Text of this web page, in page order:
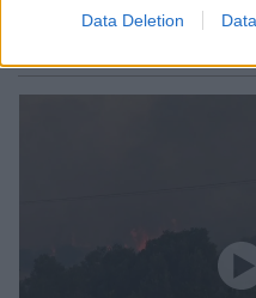
Data Deletion